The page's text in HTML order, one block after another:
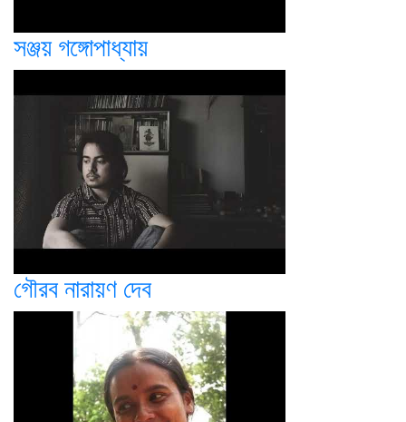
সঞ্জয় গঙ্গোপাধ্যায়
গৌরব নারায়ণ দেব